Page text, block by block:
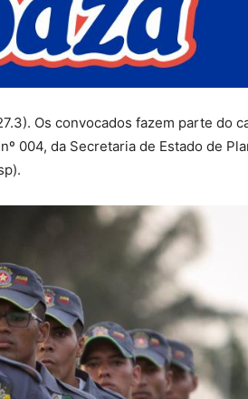
Os convocados fazem parte do
004, da Secretaria de Estado de